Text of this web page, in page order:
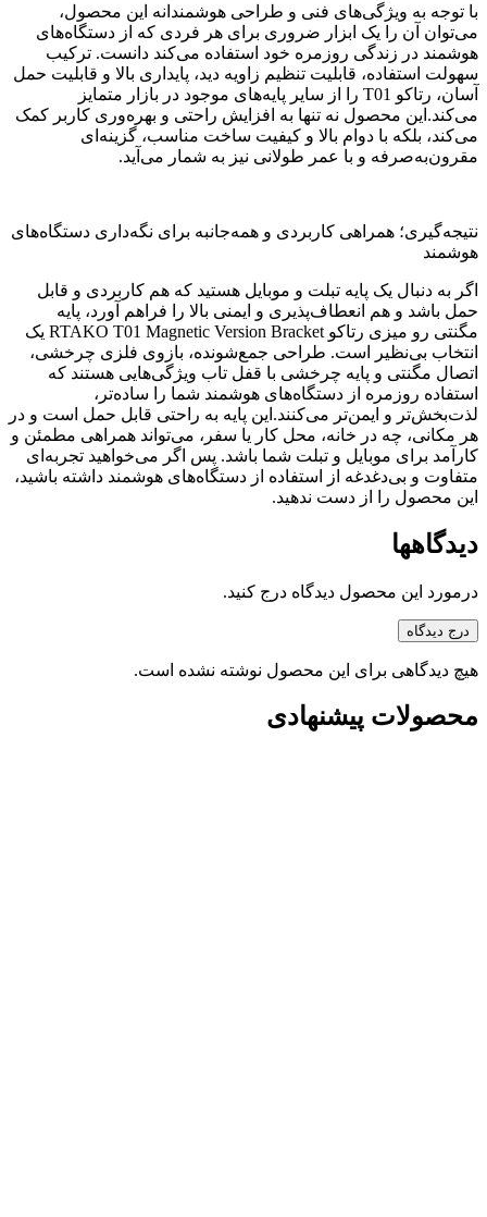
با توجه به ویژگی‌های فنی و طراحی هوشمندانه این محصول،
می‌توان آن را یک ابزار ضروری برای هر فردی که از دستگاه‌های
هوشمند در زندگی روزمره خود استفاده می‌کند دانست. ترکیب
سهولت استفاده، قابلیت تنظیم زاویه دید، پایداری بالا و قابلیت حمل
آسان، رتاکو T01 را از سایر پایه‌های موجود در بازار متمایز
می‌کند.این محصول نه تنها به افزایش راحتی و بهره‌وری کاربر کمک
می‌کند، بلکه با دوام بالا و کیفیت ساخت مناسب، گزینه‌ای
مقرون‌به‌صرفه و با عمر طولانی نیز به شمار می‌آید.
نتیجه‌گیری؛ همراهی کاربردی و همه‌جانبه برای نگه‌داری دستگاه‌های
هوشمند
اگر به دنبال یک پایه تبلت و موبایل هستید که هم کاربردی و قابل
حمل باشد و هم انعطاف‌پذیری و ایمنی بالا را فراهم آورد، پایه
مگنتی رو میزی رتاکو RTAKO T01 Magnetic Version Bracket یک
انتخاب بی‌نظیر است. طراحی جمع‌شونده، بازوی فلزی چرخشی،
اتصال مگنتی و پایه چرخشی با قفل تاب ویژگی‌هایی هستند که
استفاده روزمره از دستگاه‌های هوشمند شما را ساده‌تر،
لذت‌بخش‌تر و ایمن‌تر می‌کنند.این پایه به راحتی قابل حمل است و در
هر مکانی، چه در خانه، محل کار یا سفر، می‌تواند همراهی مطمئن و
کارآمد برای موبایل و تبلت شما باشد. پس اگر می‌خواهید تجربه‌ای
متفاوت و بی‌دغدغه از استفاده از دستگاه‌های هوشمند داشته باشید،
این محصول را از دست ندهید.
دیدگاهها
درمورد این محصول دیدگاه درج کنید.
درج دیدگاه
هیچ دیدگاهی برای این محصول نوشته نشده است.
محصولات پیشنهادی